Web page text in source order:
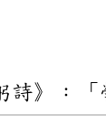
》：「